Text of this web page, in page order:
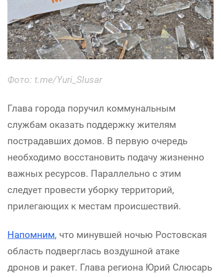
Фото: t.me/Yuri_Slusar
Глава города поручил коммунальным
службам оказать поддержку жителям
пострадавших домов. В первую очередь
необходимо восстановить подачу жизненно
важных ресурсов. Параллельно с этим
следует провести уборку территорий,
прилегающих к местам происшествий.
Напомним, что минувшей ночью Ростовская
область подверглась воздушной атаке
дронов и ракет. Глава региона Юрий Слюсарь